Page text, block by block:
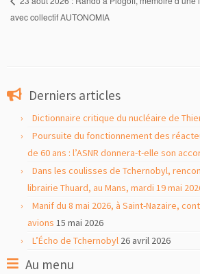
avec collectif AUTONOMIA
Derniers articles
Dictionnaire critique du nucléaire de
Poursuite du fonctionnement des
de 60 ans : l’ASNR donnera-t-elle son
Dans les coulisses de Tchernobyl,
librairie Thuard, au Mans, mardi 19 mai
Manif du 8 mai 2026, à Saint-Nazaire,
avions 15 mai 2026
L’Écho de Tchernobyl 26 avril 2026
Au menu